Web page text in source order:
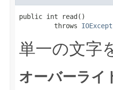
public int read()
         throws
単一の文字
オーバーライ